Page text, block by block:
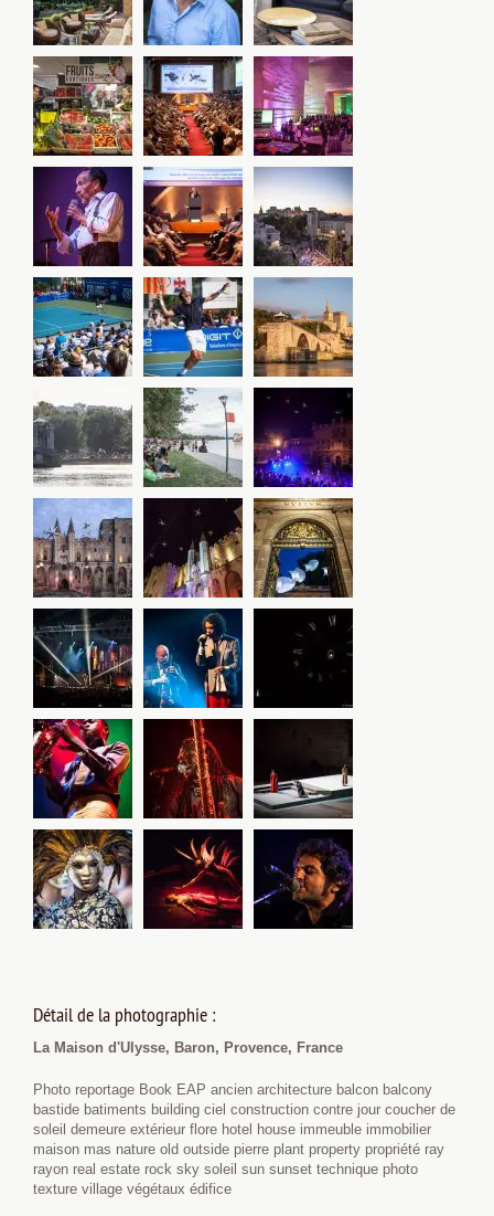
Détail de la photographie :
La Maison d'Ulysse, Baron, Provence, France
Photo reportage Book EAP ancien architecture balcon balcony
bastide batiments building ciel construction contre jour coucher de
soleil demeure extérieur flore hotel house immeuble immobilier
maison mas nature old outside pierre plant property propriété ray
rayon real estate rock sky soleil sun sunset technique photo
texture village végétaux édifice